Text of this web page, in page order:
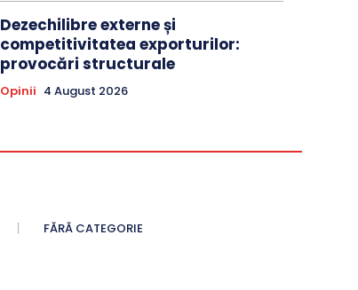
Dezechilibre externe și
competitivitatea exporturilor:
provocări structurale
Opinii 4 August 2026
FĂRĂ CATEGORIE